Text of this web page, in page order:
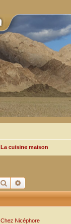
La cuisine maison
Rechercher
Chez Nicéphore